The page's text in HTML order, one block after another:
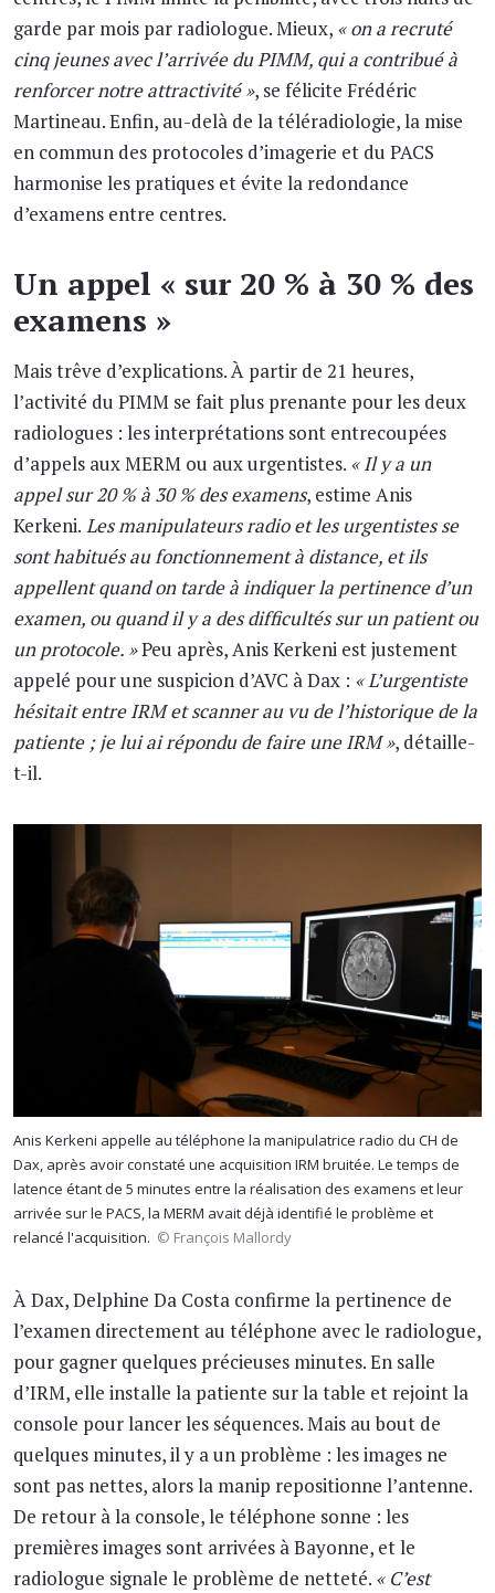
garde par mois par radiologue. Mieux, « on a recruté
cinq jeunes avec l’arrivée du PIMM, qui a contribué à
renforcer notre attractivité », se félicite Frédéric
Martineau. Enfin, au-delà de la téléradiologie, la mise
en commun des protocoles d’imagerie et du PACS
harmonise les pratiques et évite la redondance
d’examens entre centres.
Un appel « sur 20 % à 30 % des
examens »
Mais trêve d’explications. À partir de 21 heures,
l’activité du PIMM se fait plus prenante pour les deux
radiologues : les interprétations sont entrecoupées
d’appels aux MERM ou aux urgentistes. « Il y a un
appel sur 20 % à 30 % des examens, estime Anis
Kerkeni. Les manipulateurs radio et les urgentistes se
sont habitués au fonctionnement à distance, et ils
appellent quand on tarde à indiquer la pertinence d’un
examen, ou quand il y a des difficultés sur un patient ou
un protocole. »Peu après, Anis Kerkeni est justement
appelé pour une suspicion d’AVC à Dax : « L’urgentiste
hésitait entre IRM et scanner au vu de l’historique de la
patiente ; je lui ai répondu de faire une IRM », détaille-
t-il.
Anis Kerkeni appelle au téléphone la manipulatrice radio du CH de
Dax, après avoir constaté une acquisition IRM bruitée. Le temps de
latence étant de 5 minutes entre la réalisation des examens et leur
arrivée sur le PACS, la MERM avait déjà identifié le problème et
relancé l'acquisition. © François Mallordy
À Dax, Delphine Da Costa confirme la pertinence de
l’examen directement au téléphone avec le radiologue,
pour gagner quelques précieuses minutes. En salle
d’IRM, elle installe la patiente sur la table et rejoint la
console pour lancer les séquences. Mais au bout de
quelques minutes, il y a un problème : les images ne
sont pas nettes, alors la manip repositionne l’antenne.
De retour à la console, le téléphone sonne : les
premières images sont arrivées à Bayonne, et le
radiologue signale le problème de netteté. « C’est